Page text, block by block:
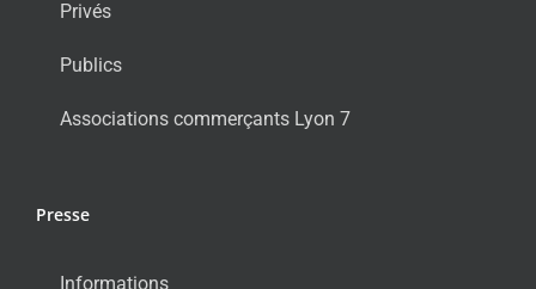
Privés
Publics
Associations commerçants Lyon 7
Presse
Informations